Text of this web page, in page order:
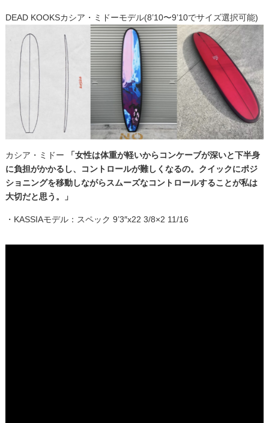
DEAD KOOKSカシア・ミドーモデル(8’10〜9’10でサイズ選択可能)
カシア・ミドー
「女性は体重が軽いからコンケーブが深いと下半身
に負担がかかるし、コントロールが難しくなるの。クイックにポジ
ショニングを移動しながらスムーズなコントロールすることが私は
大切だと思う。」
・KASSIAモデル：スペック 9’3″x22 3/8×2 11/16